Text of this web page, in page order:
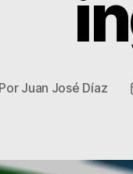
Por Juan José Díaz